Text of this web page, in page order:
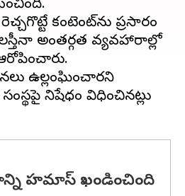
కంటెంట్‌ను ప్రసారం
అంతర్గత వ్యవహారాల్లో
ఆరోపించారు.
ఉల్లంఘించారని
నిషేధం విధించినట్లు
హమాస్ ఖండించింది